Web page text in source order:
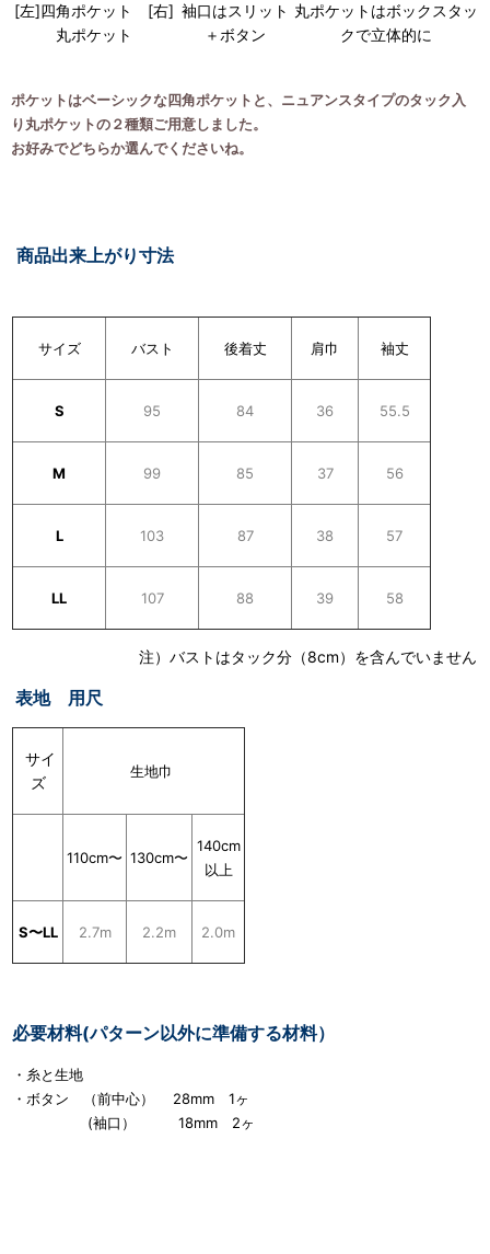
[左]四角ポケット [右]
丸ポケット
袖口はスリット
＋ボタン
丸ポケットはボックスタッ
クで立体的に
ポケットはベーシックな四角ポケットと、ニュアンスタイプのタック入
り丸ポケットの２種類ご用意しました。
お好みでどちらか選んでくださいね。
商品出来上がり寸法
サイズ バスト 後着丈 肩巾 袖丈
S 95 84 36 55.5
M 99 85 37 56
L 103 87 38 57
LL 107 88 39 58
注）バストはタック分（8cm）を含んでいません
表地 用尺
サイ
ズ
生地巾
110cm〜 130cm〜
140cm
以上
S〜LL 2.7m 2.2m 2.0m
必要材料(パターン以外に準備する材料）
・糸と生地
・ボタン （前中心） 28mm 1ヶ
(袖口） 18mm 2ヶ